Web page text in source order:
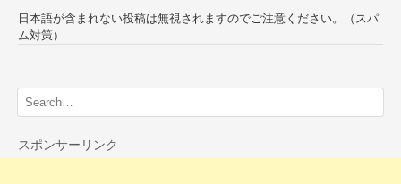
日本語が含まれない投稿は無視されますのでご注意ください。（スパ
ム対策）
スポンサーリンク